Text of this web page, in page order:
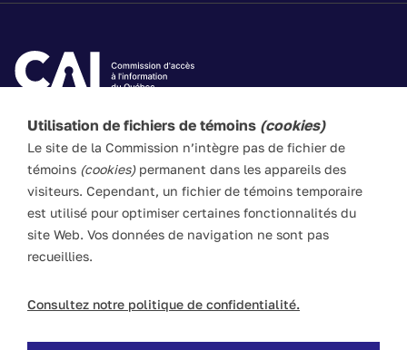
Utilisation de fichiers de témoins (cookies)
Le site de la Commission n’intègre pas de fichier de
témoins (cookies)permanent dans les appareils des
visiteurs. Cependant, un fichier de témoins temporaire
est utilisé pour optimiser certaines fonctionnalités du
site Web. Vos données de navigation ne sont pas
recueillies.
Consultez notre politique de confidentialité.
Les textes de ce site Web visent à vulgariser les lois
applicables. Ils n’ont pas force de loi. En cas de divergence
entre l’information du site et les textes législatifs, ces
derniers prévalent en toute circonstance.
POLITIQUE LINGUISTIQUE
DROITS D'AUTEUR